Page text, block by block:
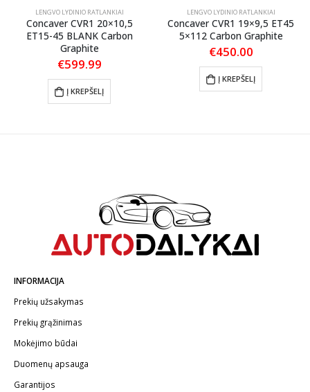
LENGVO LYDINIO RATLANKIAI
Concaver CVR1 20×10,5
ET15-45 BLANK Carbon
Graphite
€599.99
Į KREPŠELĮ
LENGVO LYDINIO RATLANKIAI
Concaver CVR1 19×9,5 ET45
5×112 Carbon Graphite
€450.00
Į KREPŠELĮ
INFORMACIJA
Prekių užsakymas
Prekių grąžinimas
Mokėjimo būdai
Duomenų apsauga
Garantijos